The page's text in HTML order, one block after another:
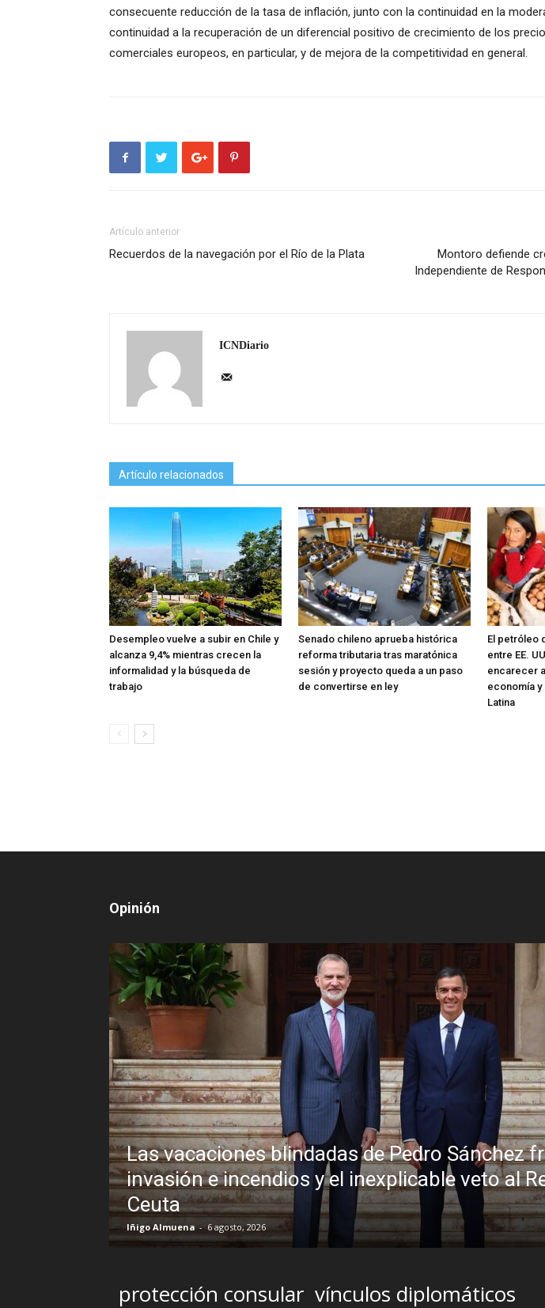
consecuente reducción de la tasa de inflación, junto con la continuidad en la
continuidad a la recuperación de un diferencial positivo de crecimiento de los
comerciales europeos, en particular, y de mejora de la competitividad en general.
Artículo anterior
Recuerdos de la navegación por el Río de la Plata
Montoro defiende
Independiente de
ICNDiario
Artículo relacionados
Desempleo vuelve a subir en Chile y
alcanza 9,4% mientras crecen la
informalidad y la búsqueda de
trabajo
Senado chileno aprueba histórica
reforma tributaria tras maratónica
sesión y proyecto queda a un paso
de convertirse en ley
El petróleo
entre EE.
encarecer
economía
Latina
Opinión
Sánchez frente a un
veto al Rey en
Sin disimulo: la peligrosa
Brasil y la sombra del Foro de
R.C. Gómez 5 agosto, 2026
protección consular vínculos diplomáticos